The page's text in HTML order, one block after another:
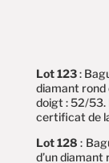
Lot 123:
diamant rond
doigt : 52/53.
certificat de
Lot 128 :
d’un